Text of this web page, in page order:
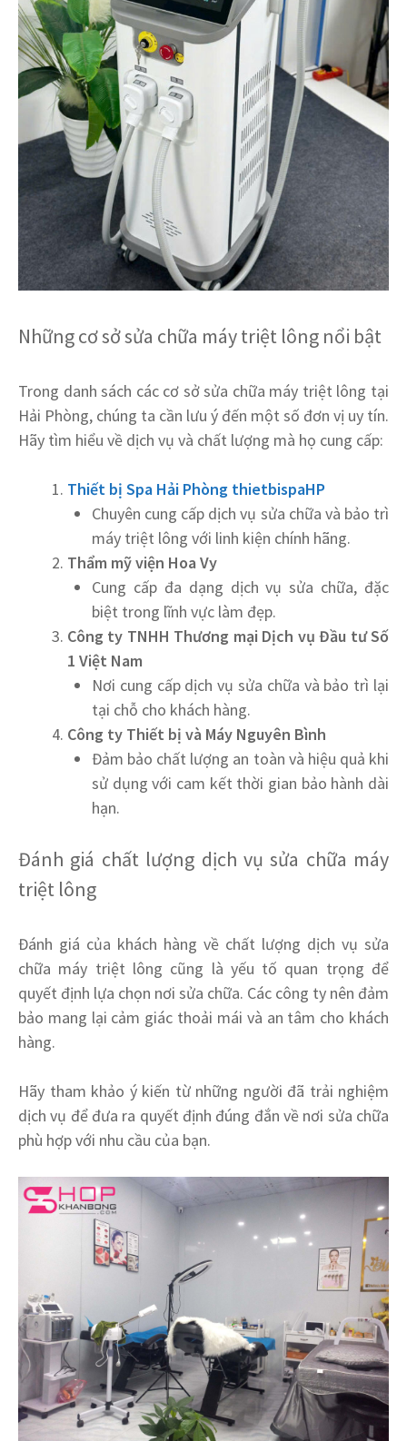
Những cơ sở sửa chữa máy triệt lông nổi bật
Trong danh sách các cơ sở sửa chữa máy triệt lông tại
Hải Phòng, chúng ta cần lưu ý đến một số đơn vị uy tín.
Hãy tìm hiểu về dịch vụ và chất lượng mà họ cung cấp:
Thiết bị Spa Hải Phòng thietbispaHP
Chuyên cung cấp dịch vụ sửa chữa và bảo trì
máy triệt lông với linh kiện chính hãng.
Thẩm mỹ viện Hoa Vy
Cung cấp đa dạng dịch vụ sửa chữa, đặc
biệt trong lĩnh vực làm đẹp.
Công ty TNHH Thương mại Dịch vụ Đầu tư Số
1 Việt Nam
Nơi cung cấp dịch vụ sửa chữa và bảo trì lại
tại chỗ cho khách hàng.
Công ty Thiết bị và Máy Nguyên Bình
Đảm bảo chất lượng an toàn và hiệu quả khi
sử dụng với cam kết thời gian bảo hành dài
hạn.
Đánh giá chất lượng dịch vụ sửa chữa máy
triệt lông
Đánh giá của khách hàng về chất lượng dịch vụ sửa
chữa máy triệt lông cũng là yếu tố quan trọng để
quyết định lựa chọn nơi sửa chữa. Các công ty nên đảm
bảo mang lại cảm giác thoải mái và an tâm cho khách
hàng.
Hãy tham khảo ý kiến từ những người đã trải nghiệm
dịch vụ để đưa ra quyết định đúng đắn về nơi sửa chữa
phù hợp với nhu cầu của bạn.